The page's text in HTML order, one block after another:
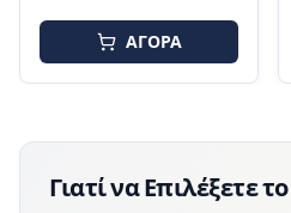
ΑΓΟΡΑ
Γιατί να Επιλέξετε